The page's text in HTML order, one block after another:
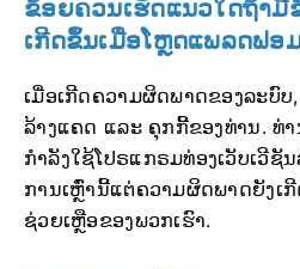
ຂ້ອຍຄວນເຮັດແນວໃດຖ້າ
ເກີດຂຶ້ນເມື່ອໂຫຼດແພລດຟອ
ເມື່ອເກີດຄວາມຜິດພາດຂອງລະບົ
ລ້າງແຄດ ແລະ ຄຸກກີ້ຂອງທ່ານ. ທ່
ກຳລັງໃຊ້ໂປຣແກຣມທ່ອງເວັບເວີຊັ
ການເຫຼົ່ານີ້ແຕ່ຄວາມຜິດພາດຍັງເ
ຊ່ວຍເຫຼືອຂອງພວກເຮົາ.